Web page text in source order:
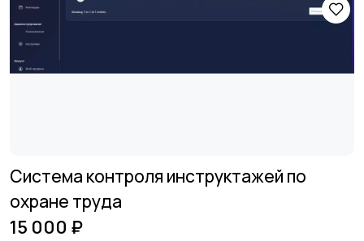
Система контроля инструктажей по
охране труда
15 000 ₽